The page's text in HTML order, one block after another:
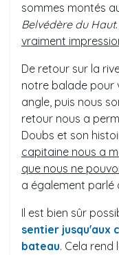
sommes montés
Belvédère du Haut.
vraiment
De retour sur la
notre balade pour
angle, puis nous
retour nous a
Doubs et son
capitaine nous a
que nous ne
a également parlé
Il est bien sûr
sentier jusqu'aux
bateau. Cela rend